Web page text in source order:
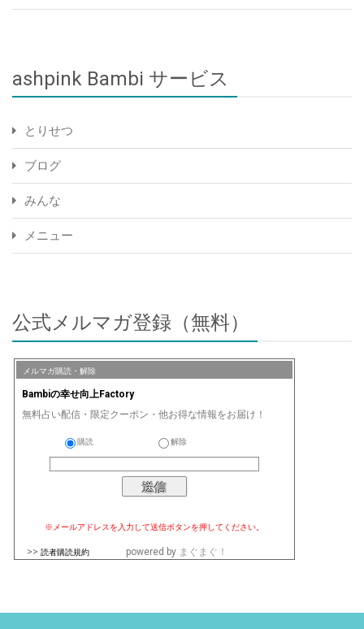
ashpink Bambi サービス
とりせつ
ブログ
みんな
メニュー
公式メルマガ登録（無料）
メルマガ購読・解除
Bambiの幸せ向上Factory
無料占い配信・限定クーポン・他お得な情報をお届け！
購読 解除
※メールアドレスを入力して送信ボタンを押してください。
>> 読者購読規約 powered by まぐまぐ！